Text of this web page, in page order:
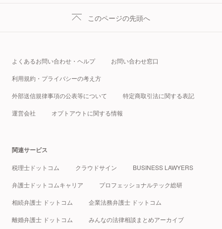
このページの先頭へ
よくあるお問い合わせ・ヘルプ お問い合わせ窓口
利用規約・プライバシーの考え方
外部送信規律事項の公表等について 特定商取引法に関する表記
運営会社 オプトアウトに関する情報
関連サービス
税理士ドットコム クラウドサイン BUSINESS LAWYERS
弁護士ドットコムキャリア プロフェッショナルテック総研
相続弁護士 ドットコム 企業法務弁護士 ドットコム
離婚弁護士 ドットコム みんなの法律相談まとめアーカイブ